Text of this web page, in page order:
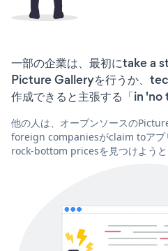
一部の企業は、最初にtake a
Picture Galleryを行うか、
作成できると主張する「in 'no
他の人は、オープンソースの
foreign companiesがclaim toアプ
rock-bottom pricesを見つけようと